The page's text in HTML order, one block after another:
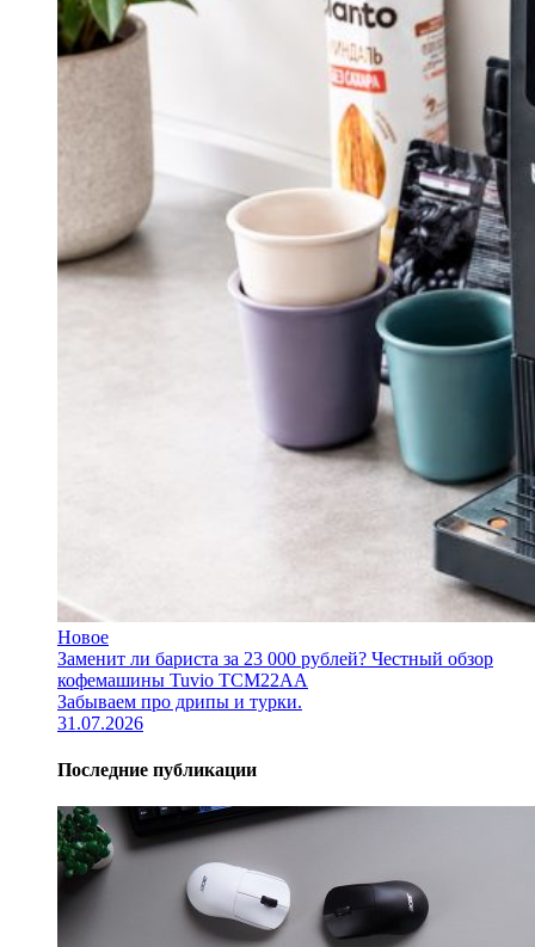
Новое
Заменит ли бариста за 23 000 рублей? Честный обзор
кофемашины Tuvio TCM22AA
Забываем про дрипы и турки.
31.07.2026
Последние публикации